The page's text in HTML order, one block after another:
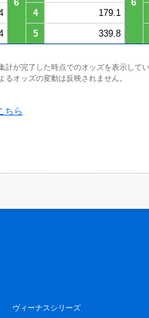
4 179.1
5 339.8
計が完了した時点でのオッズを表示してい
るオッズの変動は反映されません。
ちら
ヴィーナスシリーズ